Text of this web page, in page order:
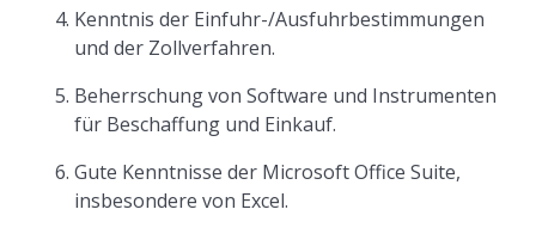
Kenntnis der Einfuhr-/Ausfuhrbestimmungen
und der Zollverfahren.
Beherrschung von Software und Instrumenten
für Beschaffung und Einkauf.
Gute Kenntnisse der Microsoft Office Suite,
insbesondere von Excel.